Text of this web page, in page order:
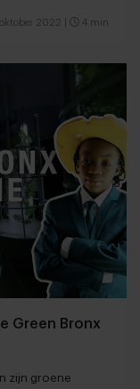
oktober 2022 4 min
Green Bronx
zijn groene